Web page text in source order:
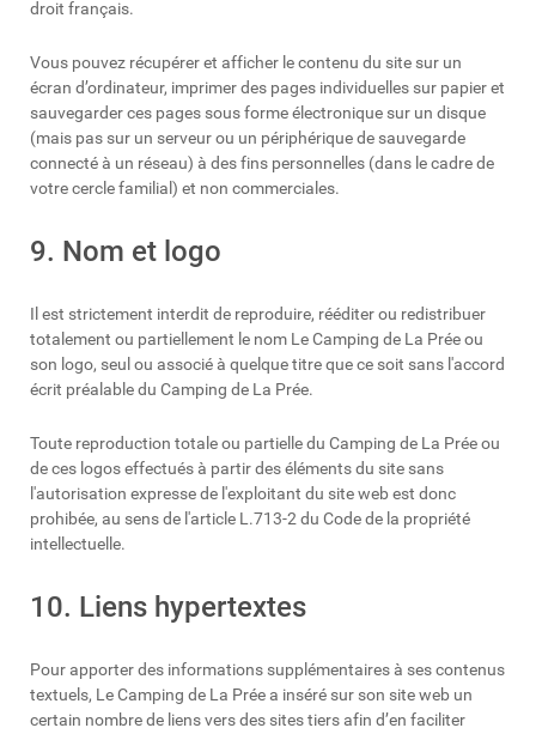
droit français.
Vous pouvez récupérer et afficher le contenu du site sur un
écran d’ordinateur, imprimer des pages individuelles sur papier et
sauvegarder ces pages sous forme électronique sur un disque
(mais pas sur un serveur ou un périphérique de sauvegarde
connecté à un réseau) à des fins personnelles (dans le cadre de
votre cercle familial) et non commerciales.
9. Nom et logo
Il est strictement interdit de reproduire, rééditer ou redistribuer
totalement ou partiellement le nom Le Camping de La Prée ou
son logo, seul ou associé à quelque titre que ce soit sans l'accord
écrit préalable du Camping de La Prée.
Toute reproduction totale ou partielle du Camping de La Prée ou
de ces logos effectués à partir des éléments du site sans
l'autorisation expresse de l'exploitant du site web est donc
prohibée, au sens de l'article L.713-2 du Code de la propriété
intellectuelle.
10. Liens hypertextes
Pour apporter des informations supplémentaires à ses contenus
textuels, Le Camping de La Prée a inséré sur son site web un
certain nombre de liens vers des sites tiers afin d’en faciliter